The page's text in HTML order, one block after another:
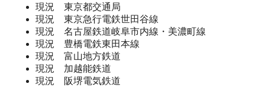
現況 東京都交通局
現況 東京急行電鉄世田谷線
現況 名古屋鉄道岐阜市内線・美濃町線
現況 豊橋電鉄東田本線
現況 富山地方鉄道
現況 加越能鉄道
現況 阪堺電気鉄道